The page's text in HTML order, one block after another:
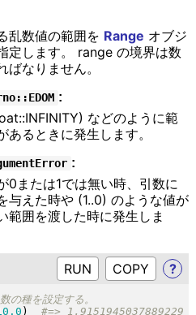
乱数値の範囲を Range オブジ
定します。 range の境界は数
ばなりません。
:
などのように範
あるときに発生します。
:
0または1では無い時、引数に
与えた時や (1..0) のような値が
範囲を渡した時に発生しま
RUN ?
)